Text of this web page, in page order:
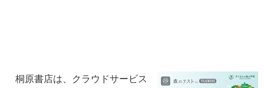
桐原書店は、クラウドサービス